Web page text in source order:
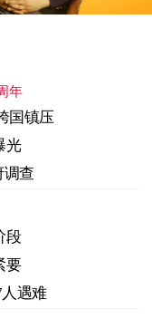
年
国镇压
光
调查
段
要
遇难